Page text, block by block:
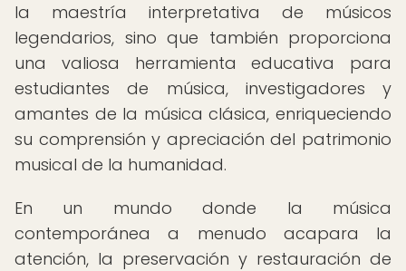
la maestría interpretativa de músicos
legendarios, sino que también proporciona
una valiosa herramienta educativa para
estudiantes de música, investigadores y
amantes de la música clásica, enriqueciendo
su comprensión y apreciación del patrimonio
musical de la humanidad.
En un mundo donde la música
contemporánea a menudo acapara la
atención, la preservación y restauración de